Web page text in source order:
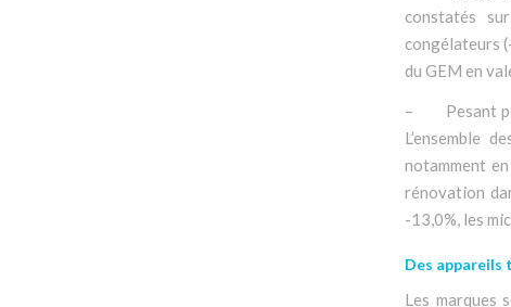
constatés
congélateurs
du GEM en
– Pesant
L’ensemble
notamment
rénovation
-13,0%, les
Des appareils
Les marques